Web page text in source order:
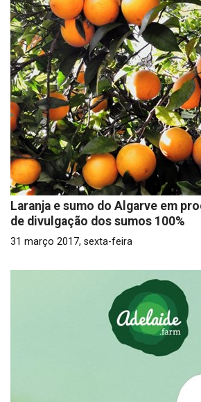
Laranja e sumo do Algarve em
de divulgação dos sumos 100%
31 março 2017, sexta-feira